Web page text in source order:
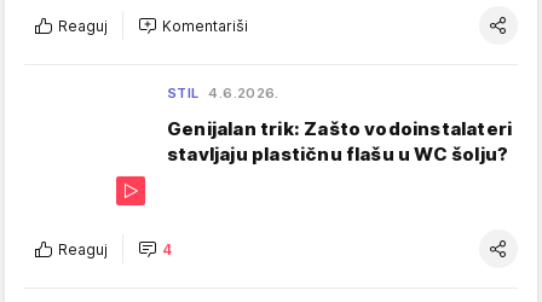
Reaguj Komentariši
STIL 4.6.2026.
Genijalan trik: Zašto vodoinstalateri
stavljaju plastičnu flašu u WC šolju?
Reaguj 4